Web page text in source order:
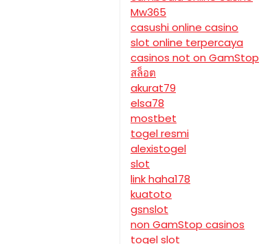
Mw365
casushi online casino
slot online terpercaya
casinos not on GamStop
สล็อต
akurat79
elsa78
mostbet
togel resmi
alexistogel
slot
link haha178
kuatoto
gsnslot
non GamStop casinos
togel slot